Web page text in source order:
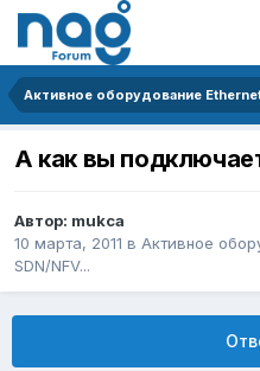
А как вы
Автор: mukca
10 марта, 2011 в Активное
SDN/NFV...